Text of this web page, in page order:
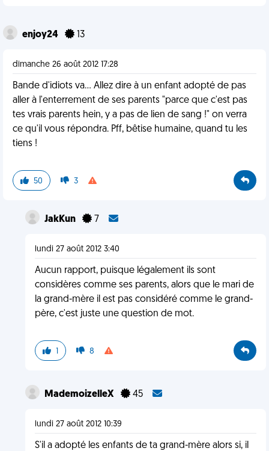
enjoy24 13
dimanche 26 août 2012 17:28
Bande d'idiots va... Allez dire à un enfant adopté de pas
aller à l'enterrement de ses parents "parce que c'est pas
tes vrais parents hein, y a pas de lien de sang !" on verra
ce qu'il vous répondra. Pff, bêtise humaine, quand tu les
tiens !
50 3
JakKun 7
lundi 27 août 2012 3:40
Aucun rapport, puisque légalement ils sont
considères comme ses parents, alors que le mari de
la grand-mère il est pas considéré comme le grand-
père, c'est juste une question de mot.
1 8
MademoizelleX 45
lundi 27 août 2012 10:39
S'il a adopté les enfants de ta grand-mère alors si, il